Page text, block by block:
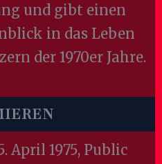
und gibt einen
in das Leben
der 1970er Jahre.
April 1975, Public